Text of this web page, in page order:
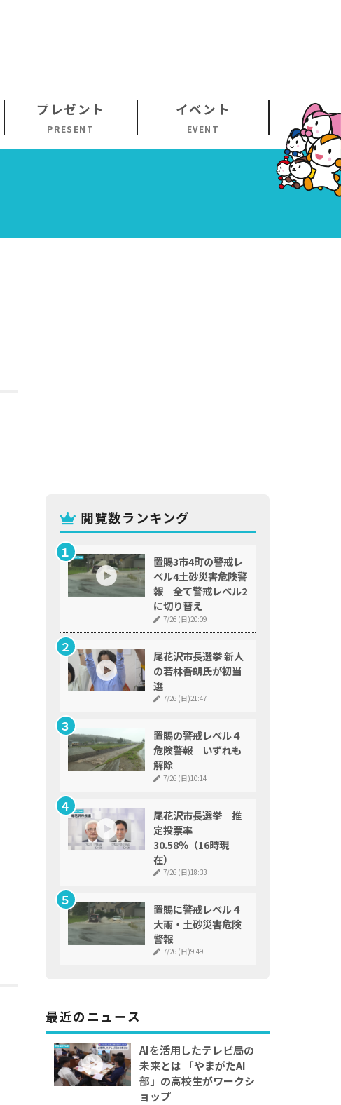
プレゼント
PRESENT
イベント
EVENT
閲覧数ランキング
置賜3市4町の警戒レ
ベル4土砂災害危険警
報 全て警戒レベル2
に切り替え
7/26 (日)20:09
尾花沢市長選挙 新人
の若林吾朗氏が初当
選
7/26 (日)21:47
置賜の警戒レベル４
危険警報 いずれも
解除
7/26 (日)10:14
尾花沢市長選挙 推
定投票率
30.58％（16時現
在）
7/26 (日)18:33
置賜に警戒レベル４
大雨・土砂災害危険
警報
7/26 (日)9:49
最近のニュース
AIを活用したテレビ局の
未来とは 「やまがたAI
部」の高校生がワークシ
ョップ